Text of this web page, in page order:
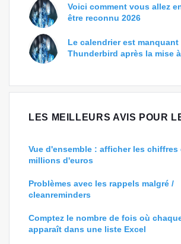
Voici comment vous allez
être reconnu 2026
Le calendrier est manquant
Thunderbird après la mise
LES MEILLEURS AVIS POUR
Vue d'ensemble : afficher les chiffres
millions d'euros
Problèmes avec les rappels malgré /
cleanreminders
Comptez le nombre de fois où
apparaît dans une liste Excel